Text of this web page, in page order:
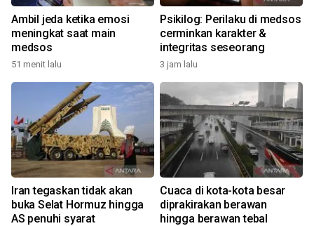
Ambil jeda ketika emosi
meningkat saat main
medsos
51 menit lalu
Psikilog: Perilaku di medsos
cerminkan karakter &
integritas seseorang
3 jam lalu
Iran tegaskan tidak akan
buka Selat Hormuz hingga
AS penuhi syarat
Cuaca di kota-kota besar
diprakirakan berawan
hingga berawan tebal